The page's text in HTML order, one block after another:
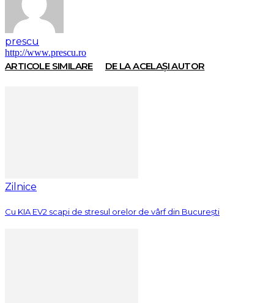
prescu
http://www.prescu.ro
ARTICOLE SIMILARE DE LA ACELAȘI AUTOR
Zilnice
Cu KIA EV2 scapi de stresul orelor de vârf din București